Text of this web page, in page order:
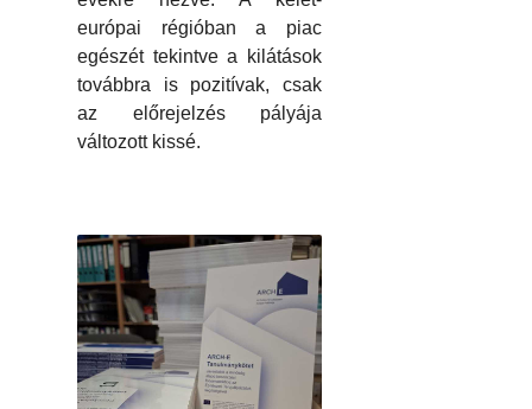
európai régióban a piac
egészét tekintve a kilátások
továbbra is pozitívak, csak
az előrejelzés pályája
változott kissé.